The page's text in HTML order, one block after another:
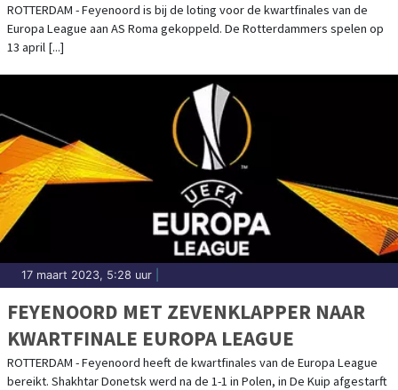
ROTTERDAM - Feyenoord is bij de loting voor de kwartfinales van de
Europa League aan AS Roma gekoppeld. De Rotterdammers spelen op
13 april [...]
17 maart 2023, 5:28 uur
FEYENOORD MET ZEVENKLAPPER NAAR
KWARTFINALE EUROPA LEAGUE
ROTTERDAM - Feyenoord heeft de kwartfinales van de Europa League
bereikt. Shakhtar Donetsk werd na de 1-1 in Polen, in De Kuip afgestarft